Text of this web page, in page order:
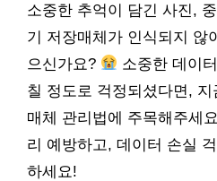
소중한 추억이 담긴 사진,
기 저장매체가 인식되지 않
으신가요?
소중한 데이
칠 정도로 걱정되셨다면,
매체 관리법에 주목해주세
리 예방하고, 데이터 손실
하세요!